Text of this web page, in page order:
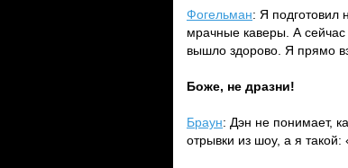
Фогельман: Я подготовил
мрачные каверы. А
вышло здорово. Я прямо
Боже, не дразни!
Браун: Дэн не понимает,
отрывки из шоу, а я такой: